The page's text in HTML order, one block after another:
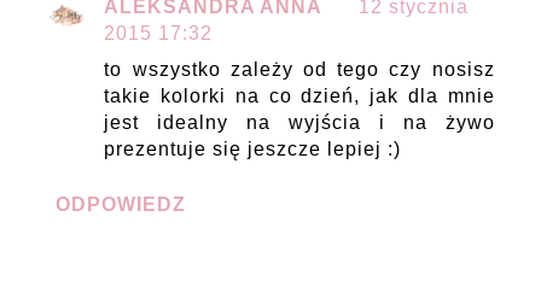
ALEKSANDRA ANNA
12 stycznia
2015 17:32
to wszystko zależy od tego czy nosisz
takie kolorki na co dzień, jak dla mnie
jest idealny na wyjścia i na żywo
prezentuje się jeszcze lepiej :)
ODPOWIEDZ